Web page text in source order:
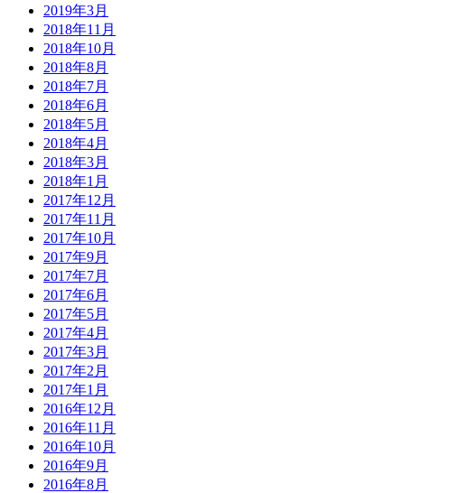
2019年3月
2018年11月
2018年10月
2018年8月
2018年7月
2018年6月
2018年5月
2018年4月
2018年3月
2018年1月
2017年12月
2017年11月
2017年10月
2017年9月
2017年7月
2017年6月
2017年5月
2017年4月
2017年3月
2017年2月
2017年1月
2016年12月
2016年11月
2016年10月
2016年9月
2016年8月